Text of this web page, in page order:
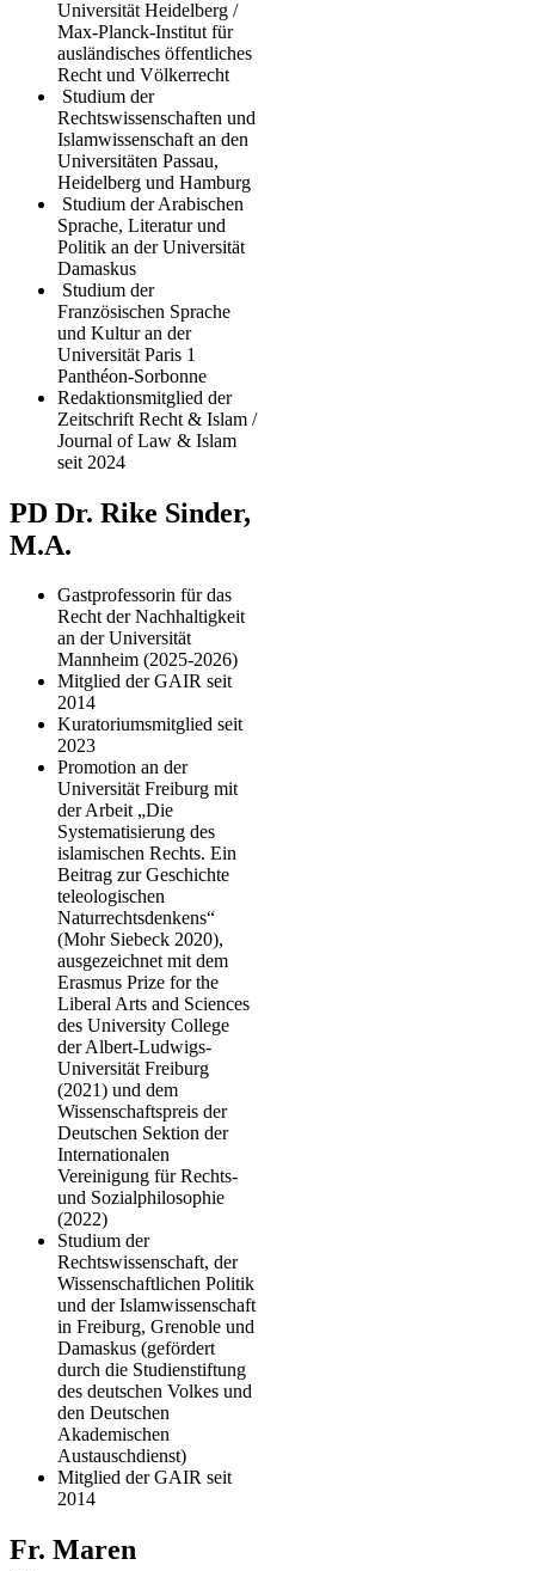
Universität Heidelberg /
Max-Planck-Institut für
ausländisches öffentliches
Recht und Völkerrecht
Studium der
Rechtswissenschaften und
Islamwissenschaft an den
Universitäten Passau,
Heidelberg und Hamburg
Studium der Arabischen
Sprache, Literatur und
Politik an der Universität
Damaskus
Studium der
Französischen Sprache
und Kultur an der
Universität Paris 1
Panthéon-Sorbonne
Redaktionsmitglied der
Zeitschrift Recht & Islam /
Journal of Law & Islam
seit 2024
PD Dr. Rike Sinder,
M.A.
Gastprofessorin für das
Recht der Nachhaltigkeit
an der Universität
Mannheim (2025-2026)
Mitglied der GAIR seit
2014
Kuratoriumsmitglied seit
2023
Promotion an der
Universität Freiburg mit
der Arbeit „Die
Systematisierung des
islamischen Rechts. Ein
Beitrag zur Geschichte
teleologischen
Naturrechtsdenkens“
(Mohr Siebeck 2020),
ausgezeichnet mit dem
Erasmus Prize for the
Liberal Arts and Sciences
des University College
der Albert-Ludwigs-
Universität Freiburg
(2021) und dem
Wissenschaftspreis der
Deutschen Sektion der
Internationalen
Vereinigung für Rechts-
und Sozialphilosophie
(2022)
Studium der
Rechtswissenschaft, der
Wissenschaftlichen Politik
und der Islamwissenschaft
in Freiburg, Grenoble und
Damaskus (gefördert
durch die Studienstiftung
des deutschen Volkes und
den Deutschen
Akademischen
Austauschdienst)
Mitglied der GAIR seit
2014
Fr. Maren